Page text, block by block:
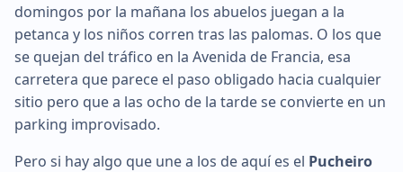
domingos por la mañana los abuelos juegan a la
petanca y los niños corren tras las palomas. O los que
se quejan del tráfico en la Avenida de Francia, esa
carretera que parece el paso obligado hacia cualquier
sitio pero que a las ocho de la tarde se convierte en un
parking improvisado.
Pero si hay algo que une a los de aquí es el Pucheiro